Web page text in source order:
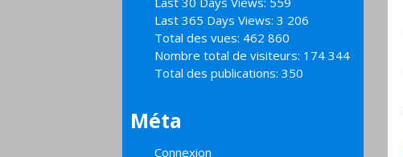
Last 365 Days Views: 3 206
Total des vues: 462 860
Nombre total de visiteurs: 174 344
Total des publications: 350
Méta
Connexion